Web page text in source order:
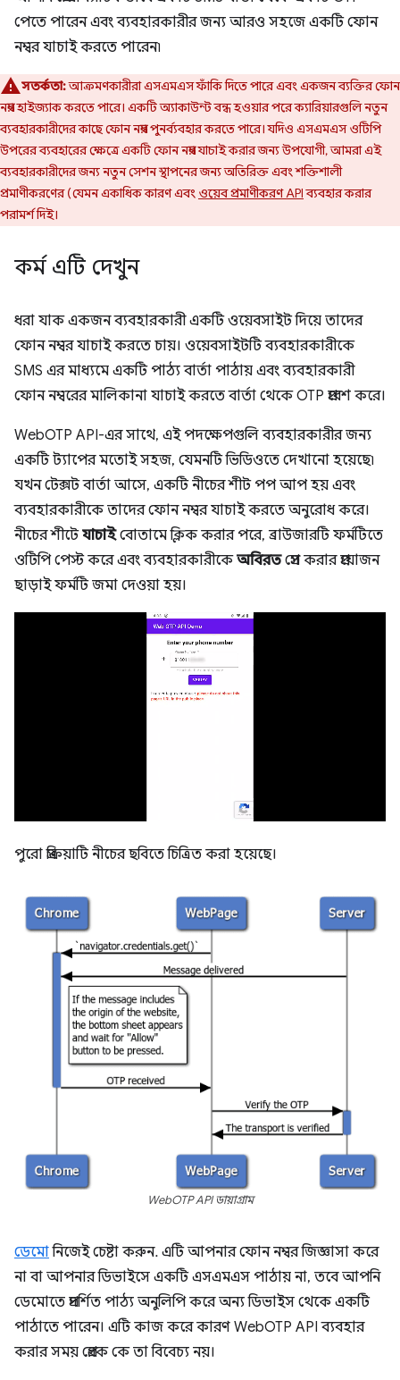
পেতে পারেন এবং ব্যবহারকারীর জন্য আরও সহজে একটি ফোন
নম্বর যাচাই করতে পারেন৷
সতর্কতা:আক্রমণকারীরা এসএমএস ফাঁকি দিতে পারে এবং একজন ব্যক্তির ফোন
নম্বর হাইজ্যাক করতে পারে। একটি অ্যাকাউন্ট বন্ধ হওয়ার পরে ক্যারিয়ারগুলি নতুন
ব্যবহারকারীদের কাছে ফোন নম্বর পুনর্ব্যবহার করতে পারে। যদিও এসএমএস ওটিপি
উপরের ব্যবহারের ক্ষেত্রে একটি ফোন নম্বর যাচাই করার জন্য উপযোগী, আমরা এই
ব্যবহারকারীদের জন্য নতুন সেশন স্থাপনের জন্য অতিরিক্ত এবং শক্তিশালী
প্রমাণীকরণের (যেমন একাধিক কারণ এবং ওয়েব প্রমাণীকরণ APIব্যবহার করার
পরামর্শ দিই।
কর্ম এটি দেখুন
ধরা যাক একজন ব্যবহারকারী একটি ওয়েবসাইট দিয়ে তাদের
ফোন নম্বর যাচাই করতে চায়। ওয়েবসাইটটি ব্যবহারকারীকে
SMS এর মাধ্যমে একটি পাঠ্য বার্তা পাঠায় এবং ব্যবহারকারী
ফোন নম্বরের মালিকানা যাচাই করতে বার্তা থেকে OTP প্রবেশ করে।
WebOTP API-এর সাথে, এই পদক্ষেপগুলি ব্যবহারকারীর জন্য
একটি ট্যাপের মতোই সহজ, যেমনটি ভিডিওতে দেখানো হয়েছে৷
যখন টেক্সট বার্তা আসে, একটি নীচের শীট পপ আপ হয় এবং
ব্যবহারকারীকে তাদের ফোন নম্বর যাচাই করতে অনুরোধ করে।
নীচের শীটেযাচাইবোতামে ক্লিক করার পরে, ব্রাউজারটি ফর্মটিতে
ওটিপি পেস্ট করে এবং ব্যবহারকারীকেঅবিরতপ্রেস করার প্রয়োজন
ছাড়াই ফর্মটি জমা দেওয়া হয়।
পুরো প্রক্রিয়াটি নীচের ছবিতে চিত্রিত করা হয়েছে।
WebOTP API ডায়াগ্রাম
ডেমোনিজেই চেষ্টা করুন. এটি আপনার ফোন নম্বর জিজ্ঞাসা করে
না বা আপনার ডিভাইসে একটি এসএমএস পাঠায় না, তবে আপনি
ডেমোতে প্রদর্শিত পাঠ্য অনুলিপি করে অন্য ডিভাইস থেকে একটি
পাঠাতে পারেন। এটি কাজ করে কারণ WebOTP API ব্যবহার
করার সময় প্রেরক কে তা বিবেচ্য নয়।